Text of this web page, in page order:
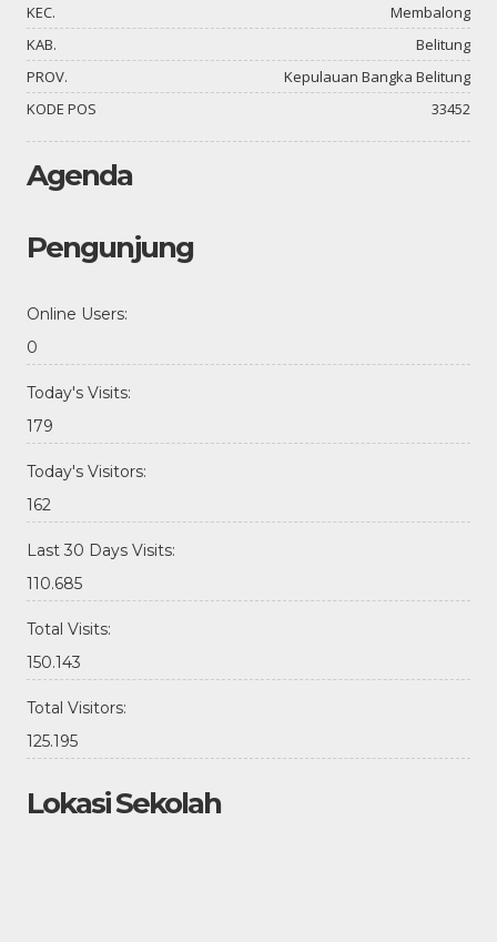
KEC.
Membalong
KAB.
Belitung
PROV.
Kepulauan Bangka Belitung
KODE POS
33452
Agenda
Pengunjung
Online Users:
0
Today's Visits:
179
Today's Visitors:
162
Last 30 Days Visits:
110.685
Total Visits:
150.143
Total Visitors:
125.195
Lokasi Sekolah